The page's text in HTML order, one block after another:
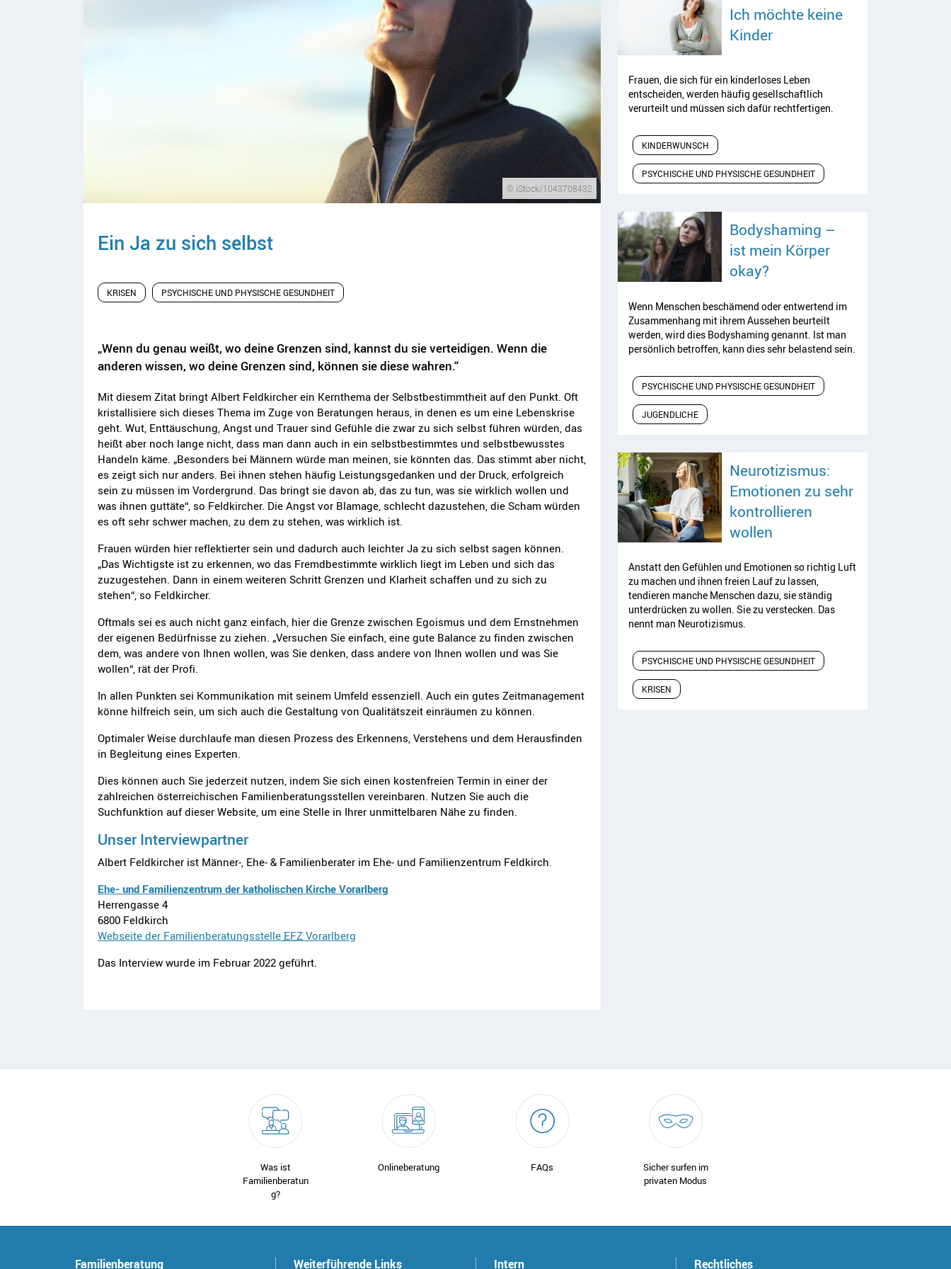
© iStock/1043708432
Ein Ja zu sich selbst
KRISEN PSYCHISCHE UND PHYSISCHE GESUNDHEIT
„Wenn du genau weißt, wo deine Grenzen sind, kannst du sie verteidigen. Wenn die
anderen wissen, wo deine Grenzen sind, können sie diese wahren.“
Mit diesem Zitat bringt Albert Feldkircher ein Kernthema der Selbstbestimmtheit auf den Punkt. Oft
kristallisiere sich dieses Thema im Zuge von Beratungen heraus, in denen es um eine Lebenskrise
geht. Wut, Enttäuschung, Angst und Trauer sind Gefühle die zwar zu sich selbst führen würden, das
heißt aber noch lange nicht, dass man dann auch in ein selbstbestimmtes und selbstbewusstes
Handeln käme. „Besonders bei Männern würde man meinen, sie könnten das. Das stimmt aber nicht,
es zeigt sich nur anders. Bei ihnen stehen häufig Leistungsgedanken und der Druck, erfolgreich
sein zu müssen im Vordergrund. Das bringt sie davon ab, das zu tun, was sie wirklich wollen und
was ihnen guttäte“, so Feldkircher. Die Angst vor Blamage, schlecht dazustehen, die Scham würden
es oft sehr schwer machen, zu dem zu stehen, was wirklich ist.
Frauen würden hier reflektierter sein und dadurch auch leichter Ja zu sich selbst sagen können.
„Das Wichtigste ist zu erkennen, wo das Fremdbestimmte wirklich liegt im Leben und sich das
zuzugestehen. Dann in einem weiteren Schritt Grenzen und Klarheit schaffen und zu sich zu
stehen“, so Feldkircher.
Oftmals sei es auch nicht ganz einfach, hier die Grenze zwischen Egoismus und dem Ernstnehmen
der eigenen Bedürfnisse zu ziehen. „Versuchen Sie einfach, eine gute Balance zu finden zwischen
dem, was andere von Ihnen wollen, was Sie denken, dass andere von Ihnen wollen und was Sie
wollen“, rät der Profi.
In allen Punkten sei Kommunikation mit seinem Umfeld essenziell. Auch ein gutes Zeitmanagement
könne hilfreich sein, um sich auch die Gestaltung von Qualitätszeit einräumen zu können.
Optimaler Weise durchlaufe man diesen Prozess des Erkennens, Verstehens und dem Herausfinden
in Begleitung eines Experten.
Dies können auch Sie jederzeit nutzen, indem Sie sich einen kostenfreien Termin in einer der
zahlreichen österreichischen Familienberatungsstellen vereinbaren. Nutzen Sie auch die
Suchfunktion auf dieser Website, um eine Stelle in Ihrer unmittelbaren Nähe zu finden.
Unser Interviewpartner
Albert Feldkircher ist Männer-, Ehe- & Familienberater im Ehe- und Familienzentrum Feldkirch.
Ehe- und Familienzentrum der katholischen Kirche Vorarlberg
Herrengasse 4
6800 Feldkirch
Webseite der Familienberatungsstelle EFZ Vorarlberg
Das Interview wurde im Februar 2022 geführt.
Ich möchte keine
KinderArtikel lesen
Frauen, die sich für ein kinderloses Leben
entscheiden, werden häufig gesellschaftlich
verurteilt und müssen sich dafür rechtfertigen.
KINDERWUNSCH
PSYCHISCHE UND PHYSISCHE GESUNDHEIT
Bodyshaming –
ist mein Körper
okay?Artikel lesen
Wenn Menschen beschämend oder entwertend im
Zusammenhang mit ihrem Aussehen beurteilt
werden, wird dies Bodyshaming genannt. Ist man
persönlich betroffen, kann dies sehr belastend sein.
PSYCHISCHE UND PHYSISCHE GESUNDHEIT
JUGENDLICHE
Neurotizismus:
Emotionen zu sehr
kontrollieren
wollenArtikel lesen
Anstatt den Gefühlen und Emotionen so richtig Luft
zu machen und ihnen freien Lauf zu lassen,
tendieren manche Menschen dazu, sie ständig
unterdrücken zu wollen. Sie zu verstecken. Das
nennt man Neurotizismus.
PSYCHISCHE UND PHYSISCHE GESUNDHEIT
KRISEN
Was ist
Familienberatun
g?
Onlineberatung FAQs
Sicher surfen im
privaten Modus
Familienberatung Weiterführende Links Intern Rechtliches